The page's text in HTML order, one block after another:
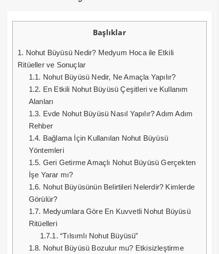
Başlıklar
1. Nohut Büyüsü Nedir? Medyum Hoca ile Etkili
Ritüeller ve Sonuçlar
1.1. Nohut Büyüsü Nedir, Ne Amaçla Yapılır?
1.2. En Etkili Nohut Büyüsü Çeşitleri ve Kullanım
Alanları
1.3. Evde Nohut Büyüsü Nasıl Yapılır? Adım Adım
Rehber
1.4. Bağlama İçin Kullanılan Nohut Büyüsü
Yöntemleri
1.5. Geri Getirme Amaçlı Nohut Büyüsü Gerçekten
İşe Yarar mı?
1.6. Nohut Büyüsünün Belirtileri Nelerdir? Kimlerde
Görülür?
1.7. Medyumlara Göre En Kuvvetli Nohut Büyüsü
Ritüelleri
1.7.1. “Tılsımlı Nohut Büyüsü”
1.8. Nohut Büyüsü Bozulur mu? Etkisizleştirme